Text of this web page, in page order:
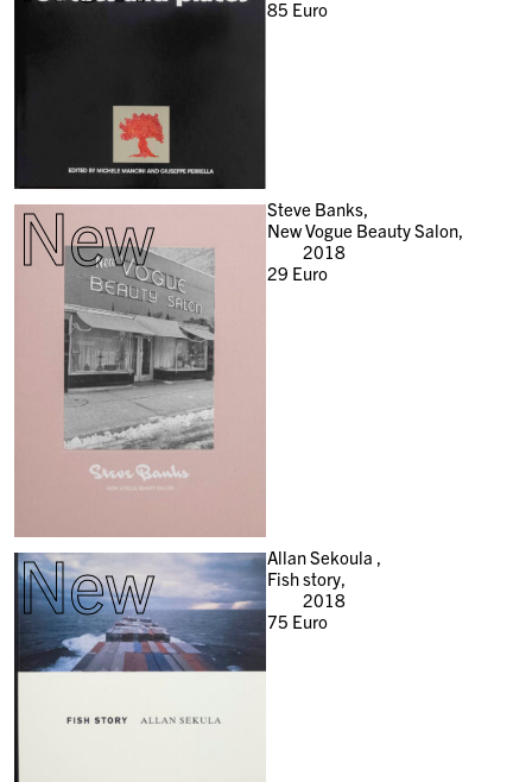
85 Euro
New
Steve Banks,
New Vogue Beauty Salon,
2018
29 Euro
New
Allan Sekoula ,
Fish story,
2018
75 Euro